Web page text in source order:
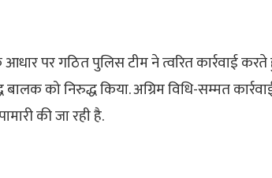
आधार पर गठित पुलिस टीम ने त्वरित कार्रवाई
को निरुद्ध किया. अग्रिम विधि-सम्मत
की जा रही है.